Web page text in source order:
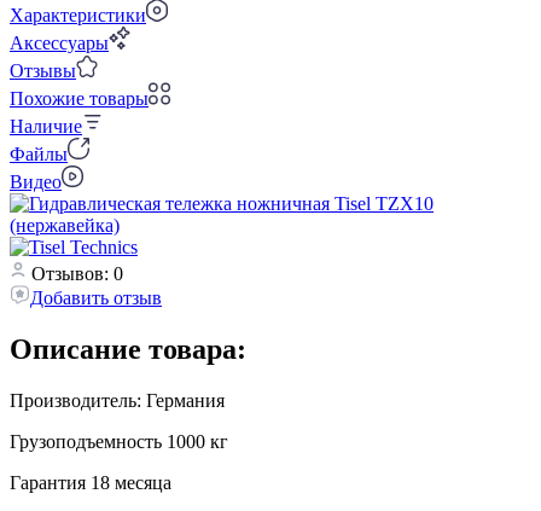
Характеристики
Аксессуары
Отзывы
Похожие товары
Наличие
Файлы
Видео
Отзывов: 0
Добавить отзыв
Описание товара:
Производитель: Германия
Грузоподъемность 1000 кг
Гарантия 18 месяца